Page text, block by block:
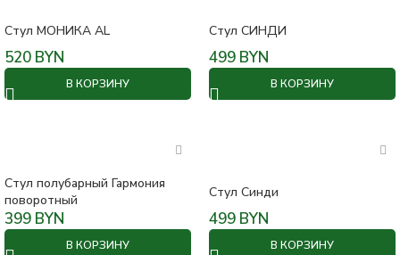
Стул МОНИКА AL
520 BYN
В КОРЗИНУ
Стул СИНДИ
499 BYN
В КОРЗИНУ
Стул полубарный Гармония
поворотный
399 BYN
В КОРЗИНУ
Стул Синди
499 BYN
В КОРЗИНУ